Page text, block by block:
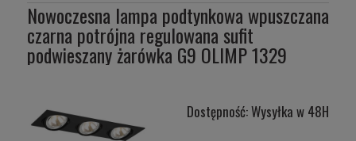
Nowoczesna lampa podtynkowa wpuszczana
czarna potrójna regulowana sufit
podwieszany żarówka G9 OLIMP 1329
Dostępność:Wysyłka w 48H